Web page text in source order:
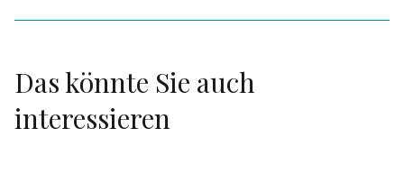
Das könnte Sie auch
interessieren